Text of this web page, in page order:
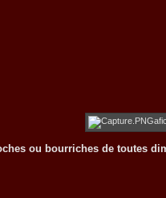
ou bourriches de toutes